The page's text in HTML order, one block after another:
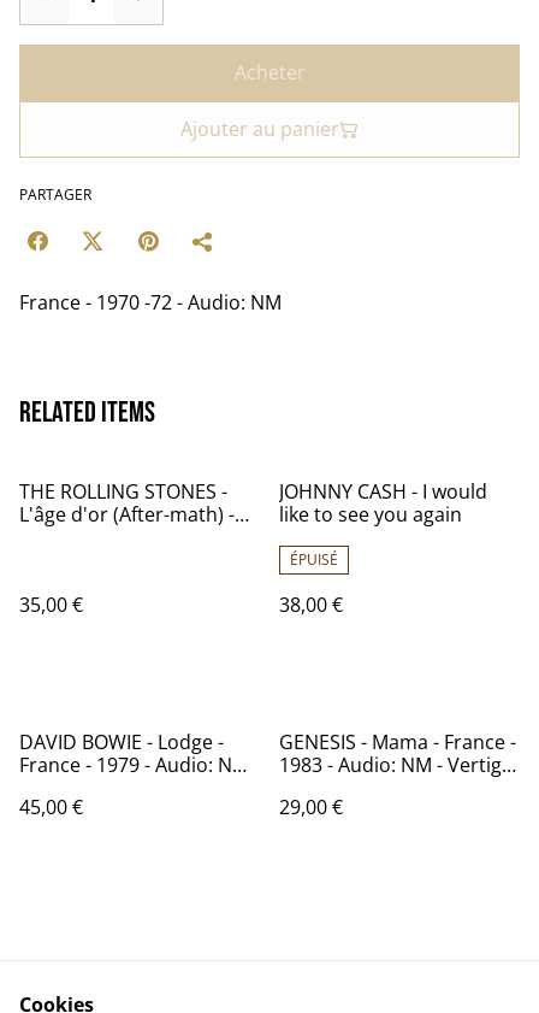
Acheter
Ajouter au panier
PARTAGER
France - 1970 -72 - Audio: NM
Related items
THE ROLLING STONES -
L'âge d'or (After-math) -
35,00 €
JOHNNY CASH - I would
like to see you again
ÉPUISÉ
38,00 €
DAVID BOWIE - Lodge -
France - 1979 - Audio: NM -
45,00 €
GENESIS - Mama - France -
1983 - Audio: NM - Vertigo
29,00 €
Cookies